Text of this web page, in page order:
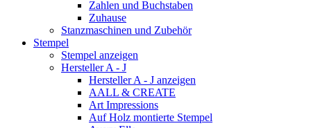
Zahlen und Buchstaben
Zuhause
Stanzmaschinen und Zubehör
Stempel
Stempel anzeigen
Hersteller A - J
Hersteller A - J anzeigen
AALL & CREATE
Art Impressions
Auf Holz montierte Stempel